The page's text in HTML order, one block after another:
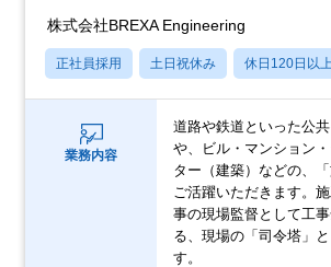
株式会社BREXA Engineering
正社員採用 土日祝休み 休日120日以上
業務内容
道路や鉄道といった公共
や、ビル・マンション
ター（建築）などの、
ご活躍いただきます。
事の現場監督として工
る、現場の「司令塔」
す。